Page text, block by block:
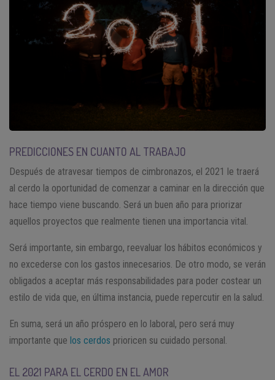
PREDICCIONES EN CUANTO AL TRABAJO
Después de atravesar tiempos de cimbronazos, el 2021 le traerá
al cerdo la oportunidad de comenzar a caminar en la dirección que
hace tiempo viene buscando. Será un buen año para priorizar
aquellos proyectos que realmente tienen una importancia vital.
Será importante, sin embargo, reevaluar los hábitos económicos y
no excederse con los gastos innecesarios. De otro modo, se verán
obligados a aceptar más responsabilidades para poder costear un
estilo de vida que, en última instancia, puede repercutir en la salud.
En suma, será un año próspero en lo laboral, pero será muy
importante que los cerdos prioricen su cuidado personal.
EL 2021 PARA EL CERDO EN EL AMOR